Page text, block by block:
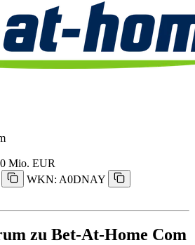
Mio. EUR
WKN: A0DNAY
zu Bet-At-Home Com